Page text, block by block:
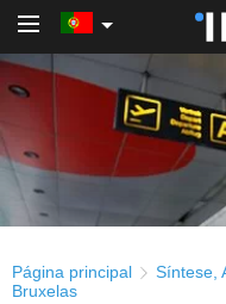
Página principal Síntese
Bruxelas